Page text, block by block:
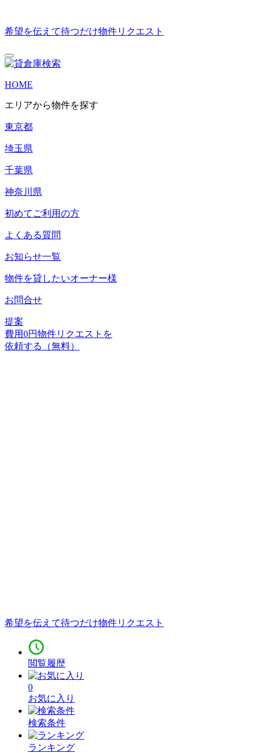
希望を伝えて待つだけ物件リクエスト
HOME
エリアから物件を探す
東京都
埼玉県
千葉県
神奈川県
初めてご利用の方
よくある質問
お知らせ一覧
物件を貸したいオーナー様
お問合せ
提案
費用0円物件リクエストを
依頼する（無料）
希望を伝えて待つだけ物件リクエスト
閲覧履歴
0
お気に入り
検索条件
ランキング